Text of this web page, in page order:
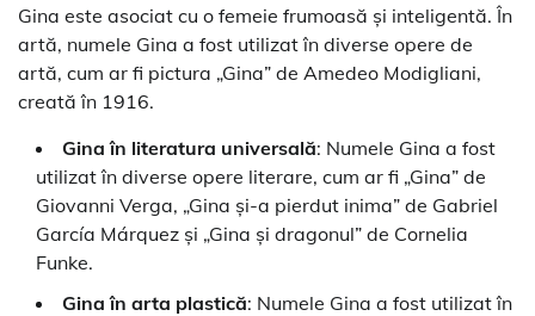
Gina este asociat cu o femeie frumoasă și inteligentă. În
artă, numele Gina a fost utilizat în diverse opere de
artă, cum ar fi pictura „Gina” de Amedeo Modigliani,
creată în 1916.
Gina în literatura universală: Numele Gina a fost
utilizat în diverse opere literare, cum ar fi „Gina” de
Giovanni Verga, „Gina și-a pierdut inima” de Gabriel
García Márquez și „Gina și dragonul” de Cornelia
Funke.
Gina în arta plastică: Numele Gina a fost utilizat în